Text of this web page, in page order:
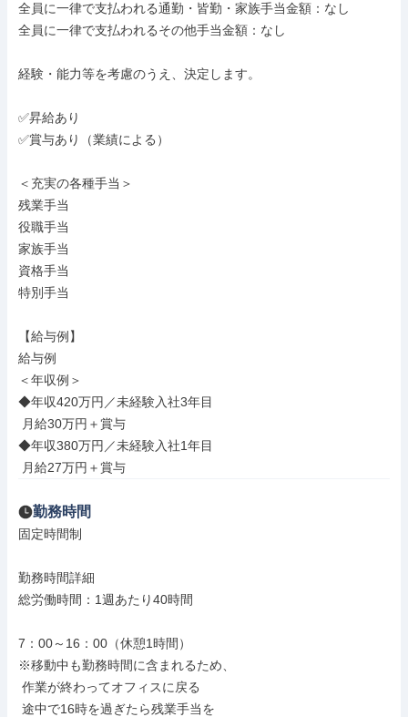
全員に一律で支払われる通勤・皆勤・家族手当金額：なし
全員に一律で支払われるその他手当金額：なし
経験・能力等を考慮のうえ、決定します。
✅昇給あり
✅賞与あり（業績による）
＜充実の各種手当＞
残業手当
役職手当
家族手当
資格手当
特別手当
【給与例】
給与例
＜年収例＞
◆年収420万円／未経験入社3年目
◆年収380万円／未経験入社1年目
月給27万円＋賞与
勤務時間
固定時間制
勤務時間詳細
総労働時間：1週あたり40時間
7：00～16：00（休憩1時間）
※移動中も勤務時間に含まれるため、